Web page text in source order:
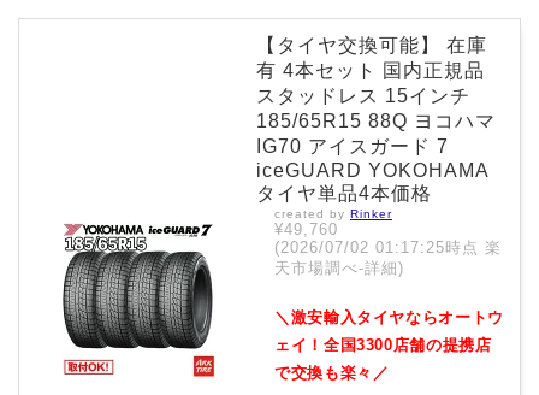
【タイヤ交換可能】 在庫
有 4本セット 国内正規品
スタッドレス 15インチ
185/65R15 88Q ヨコハマ
IG70 アイスガード 7
iceGUARD YOKOHAMA
タイヤ単品4本価格
created by Rinker
¥49,760
(2026/07/02 01:17:25時点 楽
天市場調べ-詳細)
＼激安輸入タイヤならオートウ
ェイ！全国3300店舗の提携店
で交換も楽々／